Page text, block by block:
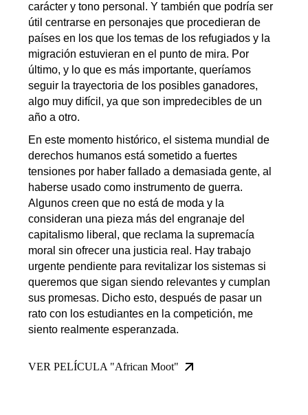
carácter y tono personal. Y también que podría ser
útil centrarse en personajes que procedieran de
países en los que los temas de los refugiados y la
migración estuvieran en el punto de mira. Por
último, y lo que es más importante, queríamos
seguir la trayectoria de los posibles ganadores,
algo muy difícil, ya que son impredecibles de un
año a otro.
En este momento histórico, el sistema mundial de
derechos humanos está sometido a fuertes
tensiones por haber fallado a demasiada gente, al
haberse usado como instrumento de guerra.
Algunos creen que no está de moda y la
consideran una pieza más del engranaje del
capitalismo liberal, que reclama la supremacía
moral sin ofrecer una justicia real. Hay trabajo
urgente pendiente para revitalizar los sistemas si
queremos que sigan siendo relevantes y cumplan
sus promesas. Dicho esto, después de pasar un
rato con los estudiantes en la competición, me
siento realmente esperanzada.
VER PELÍCULA "African Moot"